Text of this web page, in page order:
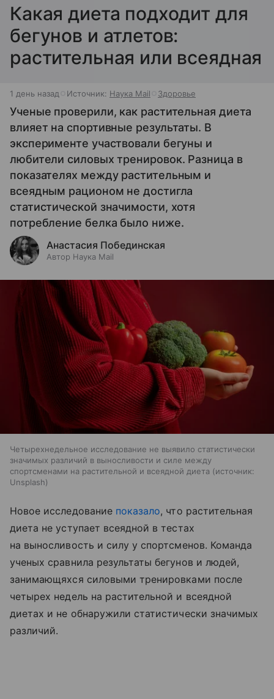
Какая диета подходит для
бегунов и атлетов:
растительная или всеядная
1 день назад Источник: Наука Mail Здоровье
Ученые проверили, как растительная диета
влияет на спортивные результаты. В
эксперименте участвовали бегуны и
любители силовых тренировок. Разница в
показателях между растительным и
всеядным рационом не достигла
статистической значимости, хотя
потребление белка было ниже.
Анастасия Побединская
Автор Наука Mail
Четырехнедельное исследование не выявило статистически
значимых различий в выносливости и силе между
спортсменами на растительной и всеядной диета
источник:
Unsplash
Новое исследование показало, что растительная
диета не уступает всеядной в тестах
на выносливость и силу у спортсменов. Команда
ученых сравнила результаты бегунов и людей,
занимающяхся силовыми тренировками после
четырех недель на растительной и всеядной
диетах и не обнаружили статистически значимых
различий.